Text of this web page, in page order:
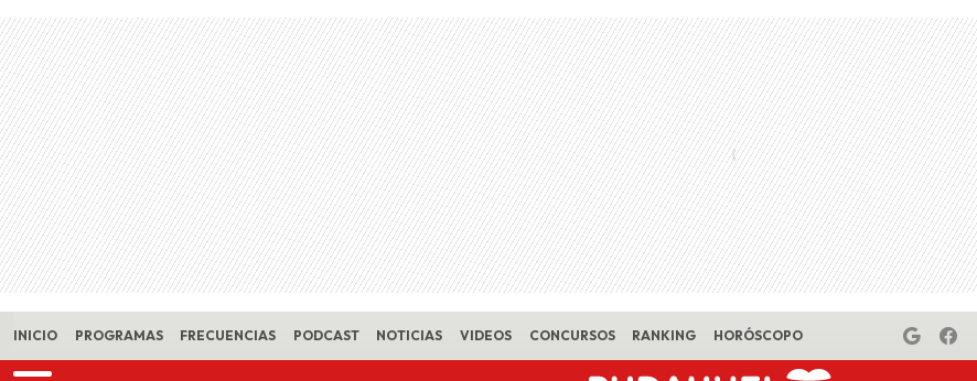
Skip to main content
INICIO PROGRAMAS FRECUENCIAS PODCAST NOTICIAS VIDEOS CONCURSOS RANKING HORÓSCOPO